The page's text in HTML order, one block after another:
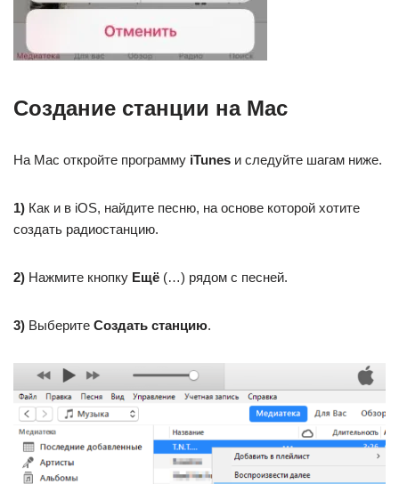
Создание станции на Mac
На Mac откройте программу iTunes и следуйте шагам ниже.
1) Как и в iOS, найдите песню, на основе которой хотите
создать радиостанцию.
2) Нажмите кнопку Ещё (…) рядом с песней.
3) Выберите Создать станцию.